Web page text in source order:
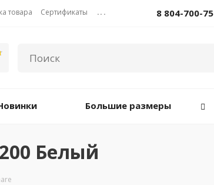
товара Сертификаты ... 8 804-700-
Большие размеры
Белый